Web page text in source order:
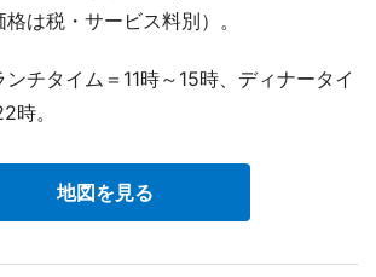
は税・サービス料別）。
チタイム＝11時～15時、ディナータイ
時。
地図を見る